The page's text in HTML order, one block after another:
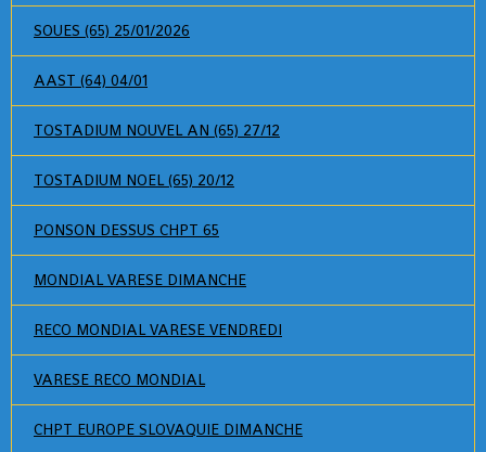
SOUES (65) 25/01/2026
AAST (64) 04/01
TOSTADIUM NOUVEL AN (65) 27/12
TOSTADIUM NOEL (65) 20/12
PONSON DESSUS CHPT 65
MONDIAL VARESE DIMANCHE
RECO MONDIAL VARESE VENDREDI
VARESE RECO MONDIAL
CHPT EUROPE SLOVAQUIE DIMANCHE